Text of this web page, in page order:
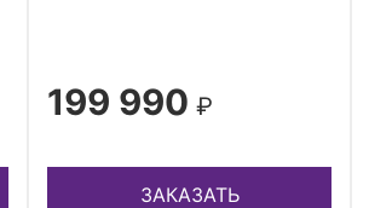
199 990 ₽
ЗАКАЗАТЬ